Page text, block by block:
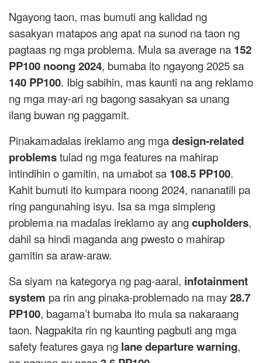
Ngayong taon, mas bumuti ang kalidad ng
sasakyan matapos ang apat na sunod na taon ng
pagtaas ng mga problema. Mula sa average na 152
PP100 noong 2024, bumaba ito ngayong 2025 sa
140 PP100. Ibig sabihin, mas kaunti na ang reklamo
ng mga may-ari ng bagong sasakyan sa unang
ilang buwan ng paggamit.
Pinakamadalas ireklamo ang mgadesign-related
problemstulad ng mga features na mahirap
intindihin o gamitin, na umabot sa 108.5 PP100.
Kahit bumuti ito kumpara noong 2024, nananatili pa
ring pangunahing isyu. Isa sa mga simpleng
problema na madalas ireklamo ay angcupholders,
dahil sa hindi maganda ang pwesto o mahirap
gamitin sa araw-araw.
Sa siyam na kategorya ng pag-aaral, infotainment
system pa rin ang pinaka-problemado na may28.7
PP100, bagama’t bumaba ito mula sa nakaraang
taon. Nagpakita rin ng kaunting pagbuti ang mga
safety features gaya ng lane departure warning,